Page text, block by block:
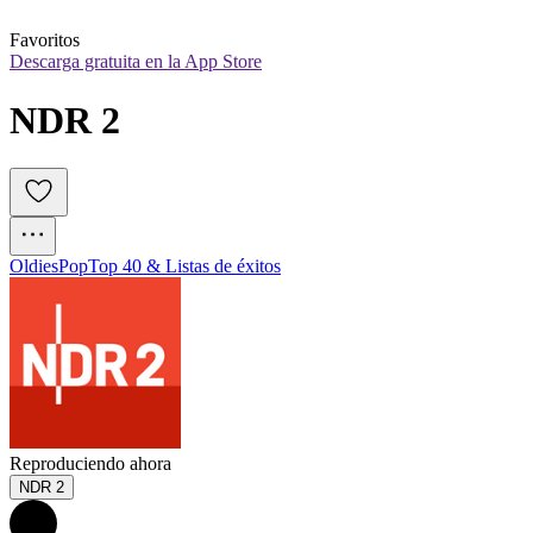
Favoritos
Descarga gratuita en la App Store
NDR 2
OldiesPopTop 40 & Listas de éxitos
Reproduciendo ahora
NDR 2